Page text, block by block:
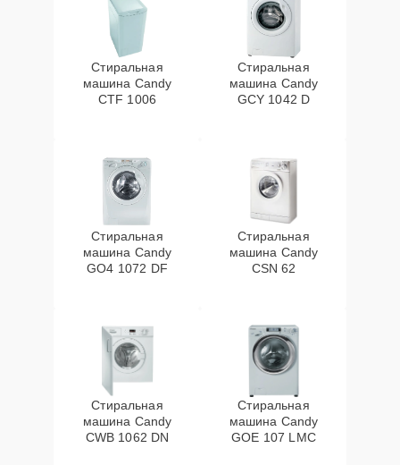
Стиральная
машина Candy
CTF 1006
Стиральная
машина Candy
GCY 1042 D
Стиральная
машина Candy
GO4 1072 DF
Стиральная
машина Candy
CSN 62
Стиральная
машина Candy
CWB 1062 DN
Стиральная
машина Candy
GOE 107 LMC